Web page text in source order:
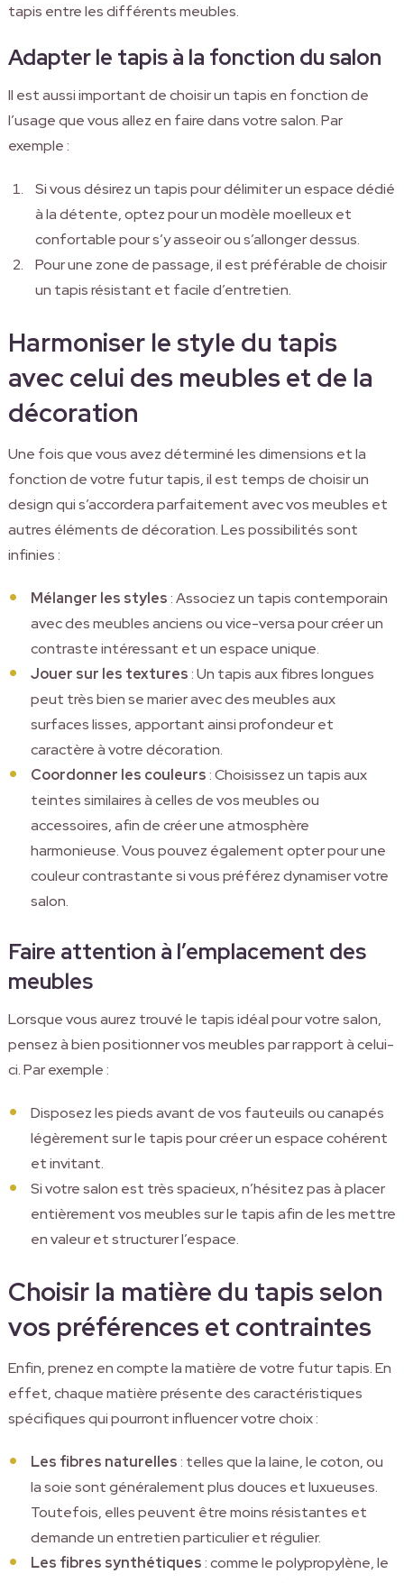
tapis entre les différents meubles.
Adapter le tapis à la fonction du salon
Il est aussi important de choisir un tapis en fonction de
l’usage que vous allez en faire dans votre salon. Par
exemple :
Si vous désirez un tapis pour délimiter un espace dédié
à la détente, optez pour un modèle moelleux et
confortable pour s’y asseoir ou s’allonger dessus.
Pour une zone de passage, il est préférable de choisir
un tapis résistant et facile d’entretien.
Harmoniser le style du tapis
avec celui des meubles et de la
décoration
Une fois que vous avez déterminé les dimensions et la
fonction de votre futur tapis, il est temps de choisir un
design qui s’accordera parfaitement avec vos meubles et
autres éléments de décoration. Les possibilités sont
infinies :
Mélanger les styles: Associez un tapis contemporain
avec des meubles anciens ou vice-versa pour créer un
contraste intéressant et un espace unique.
Jouer sur les textures: Un tapis aux fibres longues
peut très bien se marier avec des meubles aux
surfaces lisses, apportant ainsi profondeur et
caractère à votre décoration.
Coordonner les couleurs: Choisissez un tapis aux
teintes similaires à celles de vos meubles ou
accessoires, afin de créer une atmosphère
harmonieuse. Vous pouvez également opter pour une
couleur contrastante si vous préférez dynamiser votre
salon.
Faire attention à l’emplacement des
meubles
Lorsque vous aurez trouvé le tapis idéal pour votre salon,
pensez à bien positionner vos meubles par rapport à celui-
ci. Par exemple :
Disposez les pieds avant de vos fauteuils ou canapés
légèrement sur le tapis pour créer un espace cohérent
et invitant.
Si votre salon est très spacieux, n’hésitez pas à placer
entièrement vos meubles sur le tapis afin de les mettre
en valeur et structurer l’espace.
Choisir la matière du tapis selon
vos préférences et contraintes
Enfin, prenez en compte la matière de votre futur tapis. En
effet, chaque matière présente des caractéristiques
spécifiques qui pourront influencer votre choix :
Les fibres naturelles: telles que la laine, le coton, ou
la soie sont généralement plus douces et luxueuses.
Toutefois, elles peuvent être moins résistantes et
demande un entretien particulier et régulier.
Les fibres synthétiques: comme le polypropylène, le